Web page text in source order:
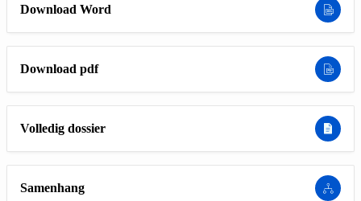
Download Word
Download pdf
Volledig dossier
Samenhang